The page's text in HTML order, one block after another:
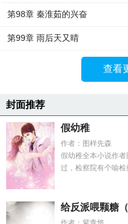
第98章 秦淮茹的兴奋
第99章 雨后天又晴
查看
封面推荐
假幼稚
作者：图样先森
假幼稚全本小说作
过，检察院有个喻
给反派喂颗糖（